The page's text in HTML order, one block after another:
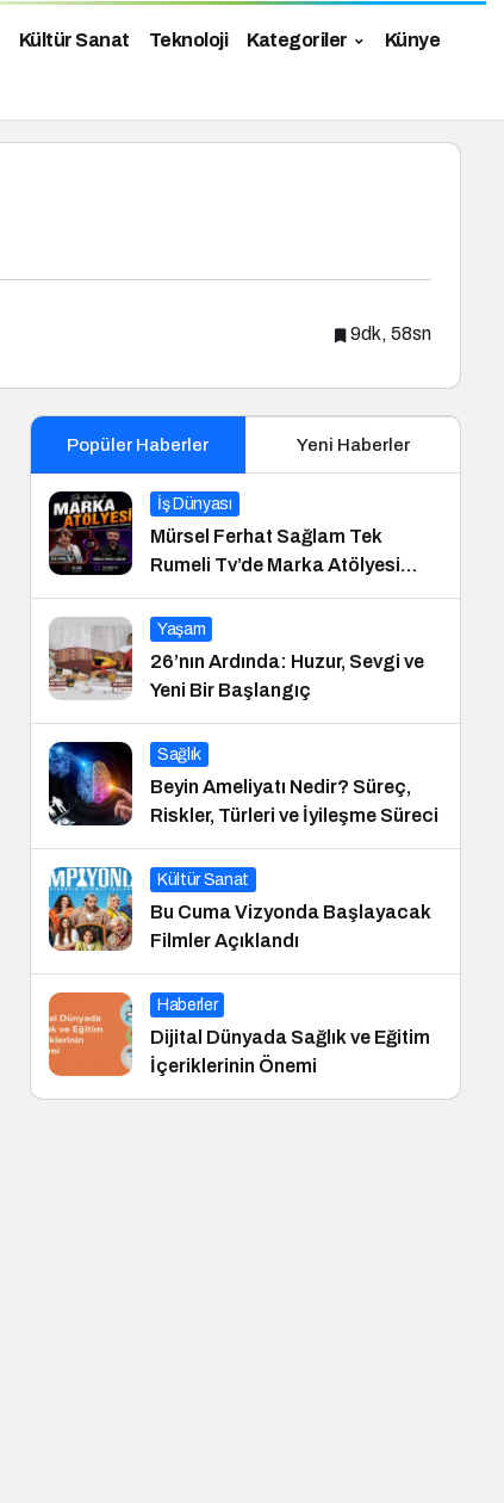
Kültür Sanat Teknoloji Kategoriler Künye
9dk, 58sn
Popüler Haberler Yeni Haberler
İş Dünyası
Mürsel Ferhat Sağlam Tek
Rumeli Tv’de Marka Atölyesi
Programına Konuk Oldu
Yaşam
26’nın Ardında: Huzur, Sevgi ve
Yeni Bir Başlangıç
Sağlık
Beyin Ameliyatı Nedir? Süreç,
Riskler, Türleri ve İyileşme Süreci
Kültür Sanat
Bu Cuma Vizyonda Başlayacak
Filmler Açıklandı
Haberler
Dijital Dünyada Sağlık ve Eğitim
İçeriklerinin Önemi